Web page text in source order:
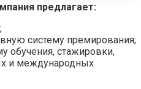
предлагает:
систему премирования;
обучения, стажировки,
и международных